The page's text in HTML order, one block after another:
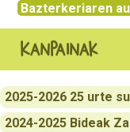
Bazterkeriaren
Kanpainak
2025-2026 25 urte
2024-2025 Bideak